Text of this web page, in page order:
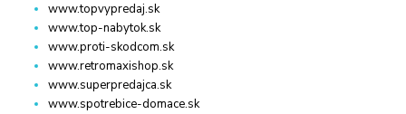
www.topvypredaj.sk
www.top-nabytok.sk
www.proti-skodcom.sk
www.retromaxishop.sk
www.superpredajca.sk
www.spotrebice-domace.sk